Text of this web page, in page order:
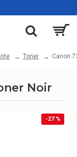
Toner Canon
Noir
-27 %